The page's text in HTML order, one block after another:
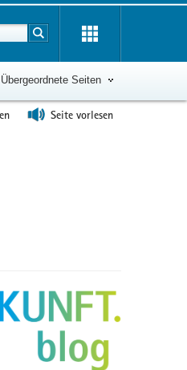
Suchbegriff
Suche starten
Übergeordnete Seiten
Seite vorlesen